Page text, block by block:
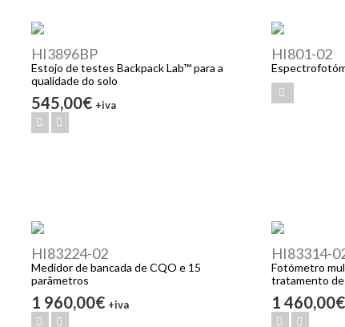
HI3896BP
Estojo de testes Backpack Lab™ para a
qualidade do solo
545,00€ +iva
HI801-02
HI83224-02
Medidor de bancada de CQO e 15
parâmetros
1 960,00€ +iva
HI83314-
Fotómetro
tratamento de
1 460,00€